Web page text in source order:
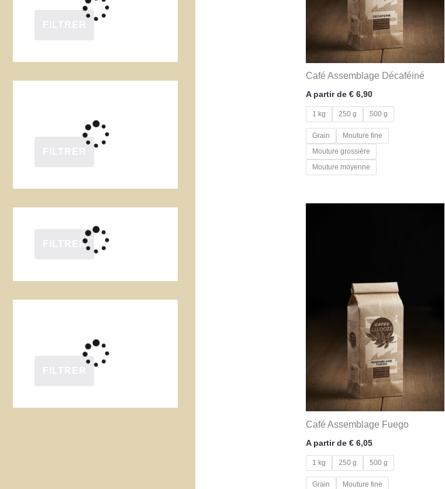
FILTRER
Café Assemblage Décaféiné
A partir de € 6,90
1 kg 250 g 500 g
Grain
Mouture fine
Mouture grossière
Mouture moyenne
Café Assemblage Fuego
A partir de € 6,05
1 kg 250 g 500 g
Grain
Mouture fine